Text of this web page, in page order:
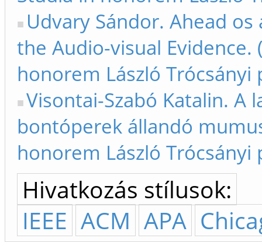
Udvary Sándor. Ahead
the Audio-visual
honorem László Trócsányi
Visontai-Szabó Katalin. A
bontóperek állandó
honorem László Trócsányi
Hivatkozás stílusok:
IEEE ACM APA